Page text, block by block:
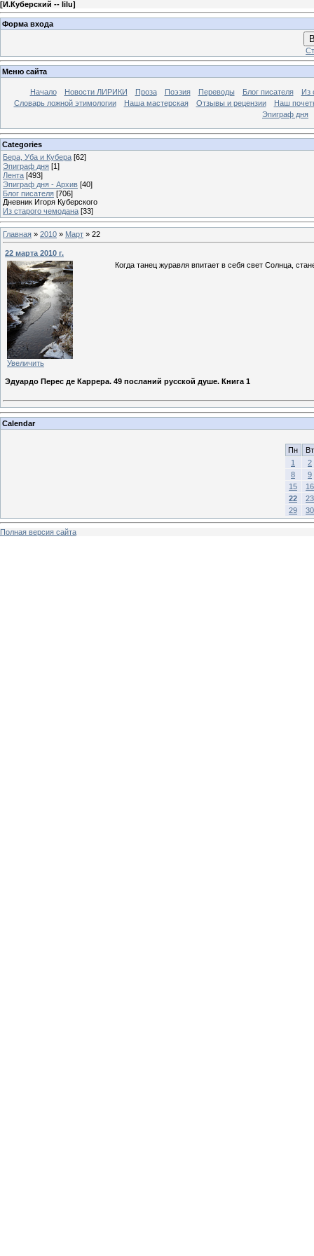
[И.Куберский -- lilu]
Форма входа
Меню сайта
Начало Новости ЛИРИКИ Проза Поэзия Переводы Блог писателя
Из
Словарь ложной этимологии
Наша мастерская Отзывы и рецензии
Наш
Эпиграф дня
Categories
Бера, Уба и Кубера [62]
Эпиграф дня [1]
Лента [493]
Эпиграф дня - Архив [40]
Блог писателя [706]
Дневник Игоря Куберского
Из старого чемодана [33]
Главная » 2010 » Март » 22
22 марта 2010 г.
Увеличить
Когда танец журавля впитает в себя свет Солнца,
Эдуардо Перес де Каррера. 49 посланий русской душе. Книга 1
Calendar
Пн
Вт
1
2
8
9
15
16
22
23
29
30
Полная версия сайта